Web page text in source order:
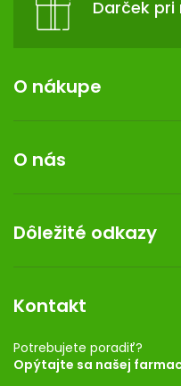
Darček
O nákupe
Reklamácia a vrátenie
Doprava a platba
Darček k nákupu
O nás
Kontakt
Dermocentrum
Dôležité odkazy
Rozhodnutie na prevádzku
Registrácia
Ponuka pre firmy
Kontakt
Potrebujete poradiť?
Opýtajte sa našej